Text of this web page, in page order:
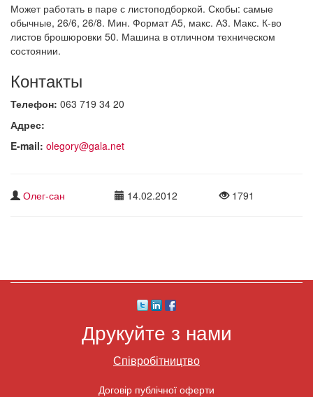
Может работать в паре с листоподборкой. Скобы: самые
обычные, 26/6, 26/8. Мин. Формат А5, макс. А3. Макс. К-во
листов брошюровки 50. Машина в отличном техническом
состоянии.
Контакты
Телефон: 063 719 34 20
Адрес:
E-mail: olegory@gala.net
Олег-сан 14.02.2012 1791
Друкуйте з нами
Співробітництво
Договір публічної оферти